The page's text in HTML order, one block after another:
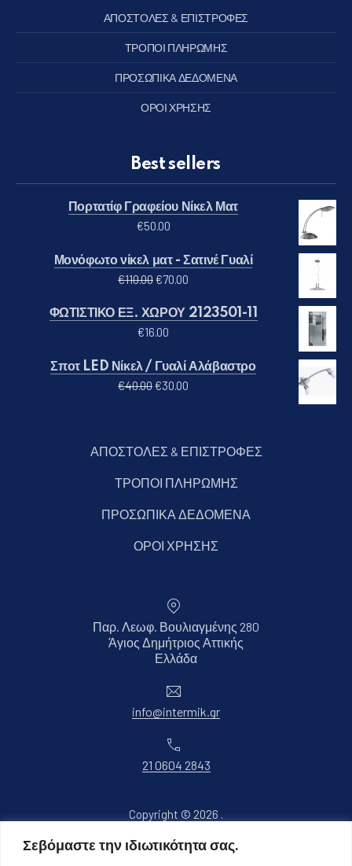
Σεβόμαστε την ιδιωτικότητα σας.
ΑΠΟΣΤΟΛΕΣ & ΕΠΙΣΤΡΟΦΕΣ
ΤΡΟΠΟΙ ΠΛΗΡΩΜΗΣ
ΠΡΟΣΩΠΙΚΑ ΔΕΔΟΜΕΝΑ
ΟΡΟΙ ΧΡΗΣΗΣ
Best sellers
Πορτατίφ Γραφείου Νίκελ Ματ
€50.00
Μονόφωτο νίκελ ματ - Σατινέ Γυαλί
€110.00Original price was: €110.00.
€70.00 Η τρέχουσα τιμή είναι: €70.00.
ΦΩΤΙΣΤΙΚΟ ΕΞ. ΧΩΡΟΥ 2123501-11
€16.00
Σποτ LED Νίκελ / Γυαλί Αλάβαστρο
€40.00Original price was: €40.00.
€30.00 Η τρέχουσα τιμή είναι: €30.00.
ΑΠΟΣΤΟΛΕΣ & ΕΠΙΣΤΡΟΦΕΣ
ΤΡΟΠΟΙ ΠΛΗΡΩΜΗΣ
ΠΡΟΣΩΠΙΚΑ ΔΕΔΟΜΕΝΑ
ΟΡΟΙ ΧΡΗΣΗΣ
Παρ. Λεωφ. Βουλιαγμένης 280
Άγιος Δημήτριος Αττικής
ΕλλάδαΝέο παράθυρο
info@intermik.gr
21 0604 2843
Copyright © 2026 .
Θέμα WordPress απόFORQYΝέο παράθυρο